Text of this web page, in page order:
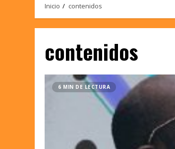
Inicio contenidos
contenidos
6 MIN DE LECTURA